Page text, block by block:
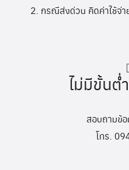
2. กรณีส่งด่วน คิดค่าใช้จ่า
ไม่มีขั้นต่
สอบถามข้
โทร.